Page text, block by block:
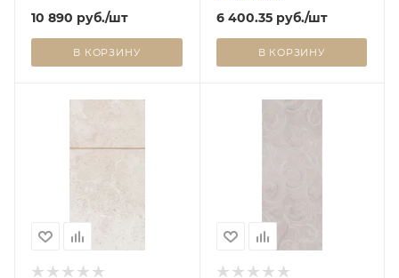
10 890 руб./шт
В КОРЗИНУ
6 400.35руб./шт
В КОРЗИНУ